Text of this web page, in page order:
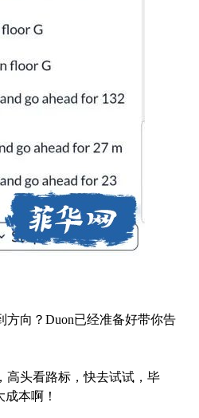
方向？Duon已经准备好带你告
高头看路标，快去试试，毕
本啊！